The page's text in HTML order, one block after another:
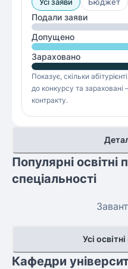
Подали заяви
Допущено
Зараховано
Показує, скільки
до конкурсу та
контракту.
Популярні освітні
спеціальності
Усі
Кафедри